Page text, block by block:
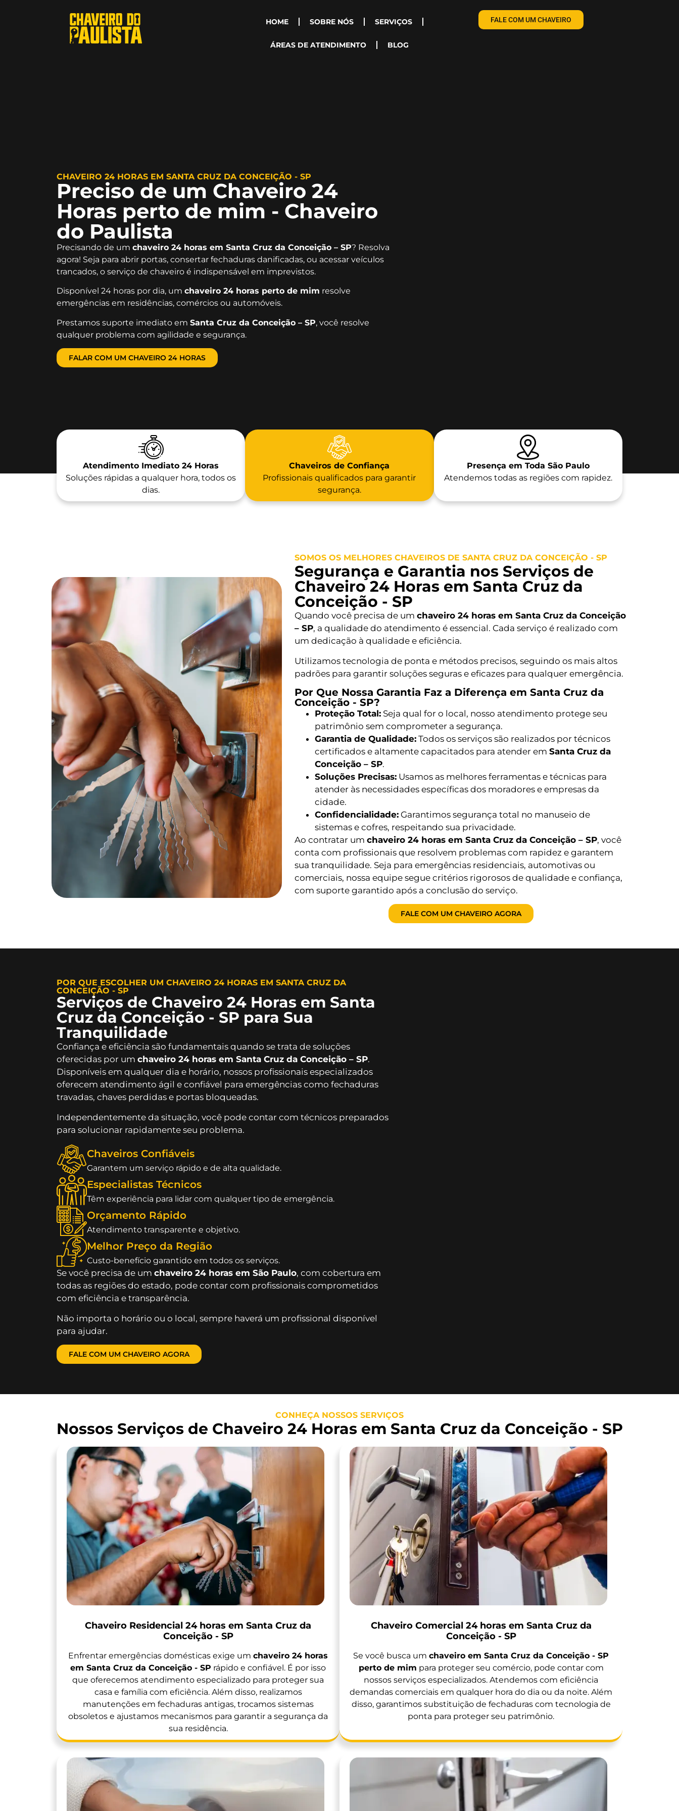
HOME SOBRE NÓS SERVIÇOS
ÁREAS DE ATENDIMENTO BLOG
FALE COM UM CHAVEIRO
CHAVEIRO 24 HORAS EM SANTA CRUZ DA CONCEIÇÃO - SP
Preciso de um Chaveiro 24
Horas perto de mim - Chaveiro
do Paulista
Precisando de um chaveiro 24 horas em Santa Cruz da Conceição – SP? Resolva
agora! Seja para abrir portas, consertar fechaduras danificadas, ou acessar veículos
trancados, o serviço de chaveiro é indispensável em imprevistos.
Disponível 24 horas por dia, um chaveiro 24 horas perto de mim resolve
emergências em residências, comércios ou automóveis.
Prestamos suporte imediato em Santa Cruz da Conceição – SP, você resolve
qualquer problema com agilidade e segurança.
FALAR COM UM CHAVEIRO 24 HORAS
Atendimento Imediato 24 Horas
Soluções rápidas a qualquer hora, todos os
dias.
Chaveiros de Confiança
Profissionais qualificados para garantir
segurança.
Presença em Toda São Paulo
Atendemos todas as regiões com rapidez.
SOMOS OS MELHORES CHAVEIROS DE SANTA CRUZ DA CONCEIÇÃO - SP
Segurança e Garantia nos Serviços de
Chaveiro 24 Horas em Santa Cruz da
Conceição - SP
Quando você precisa de um chaveiro 24 horas em Santa Cruz da Conceição
– SP, a qualidade do atendimento é essencial. Cada serviço é realizado com
um dedicação à qualidade e eficiência.
Utilizamos tecnologia de ponta e métodos precisos, seguindo os mais altos
padrões para garantir soluções seguras e eficazes para qualquer emergência.
Por Que Nossa Garantia Faz a Diferença em Santa Cruz da
Conceição - SP?
Proteção Total: Seja qual for o local, nosso atendimento protege seu
patrimônio sem comprometer a segurança.
Garantia de Qualidade: Todos os serviços são realizados por técnicos
certificados e altamente capacitados para atender em Santa Cruz da
Conceição – SP.
Soluções Precisas: Usamos as melhores ferramentas e técnicas para
atender às necessidades específicas dos moradores e empresas da
cidade.
Confidencialidade: Garantimos segurança total no manuseio de
sistemas e cofres, respeitando sua privacidade.
Ao contratar um chaveiro 24 horas em Santa Cruz da Conceição – SP, você
conta com profissionais que resolvem problemas com rapidez e garantem
sua tranquilidade. Seja para emergências residenciais, automotivas ou
comerciais, nossa equipe segue critérios rigorosos de qualidade e confiança,
com suporte garantido após a conclusão do serviço.
FALE COM UM CHAVEIRO AGORA
POR QUE ESCOLHER UM CHAVEIRO 24 HORAS EM SANTA CRUZ DA
CONCEIÇÃO - SP
Serviços de Chaveiro 24 Horas em Santa
Cruz da Conceição - SP para Sua
Tranquilidade
Confiança e eficiência são fundamentais quando se trata de soluções
oferecidas por um chaveiro 24 horas em Santa Cruz da Conceição – SP.
Disponíveis em qualquer dia e horário, nossos profissionais especializados
oferecem atendimento ágil e confiável para emergências como fechaduras
travadas, chaves perdidas e portas bloqueadas.
Independentemente da situação, você pode contar com técnicos preparados
para solucionar rapidamente seu problema.
Chaveiros Confiáveis
Garantem um serviço rápido e de alta qualidade.
Especialistas Técnicos
Têm experiência para lidar com qualquer tipo de emergência.
Orçamento Rápido
Atendimento transparente e objetivo.
Melhor Preço da Região
Custo-benefício garantido em todos os serviços.
Se você precisa de um chaveiro 24 horas em São Paulo, com cobertura em
todas as regiões do estado, pode contar com profissionais comprometidos
com eficiência e transparência.
Não importa o horário ou o local, sempre haverá um profissional disponível
para ajudar.
FALE COM UM CHAVEIRO AGORA
CONHEÇA NOSSOS SERVIÇOS
Nossos Serviços de Chaveiro 24 Horas em Santa Cruz da Conceição - SP
Chaveiro Residencial 24 horas em Santa Cruz da
Conceição - SP
Enfrentar emergências domésticas exige um chaveiro 24 horas
em Santa Cruz da Conceição - SP rápido e confiável. É por isso
que oferecemos atendimento especializado para proteger sua
casa e família com eficiência. Além disso, realizamos
manutenções em fechaduras antigas, trocamos sistemas
obsoletos e ajustamos mecanismos para garantir a segurança da
sua residência.
Chaveiro Comercial 24 horas em Santa Cruz da
Conceição - SP
Se você busca um chaveiro em Santa Cruz da Conceição - SP
perto de mim para proteger seu comércio, pode contar com
nossos serviços especializados. Atendemos com eficiência
demandas comerciais em qualquer hora do dia ou da noite. Além
disso, garantimos substituição de fechaduras com tecnologia de
ponta para proteger seu patrimônio.